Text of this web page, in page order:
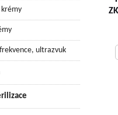
krémy
ultrazvuk